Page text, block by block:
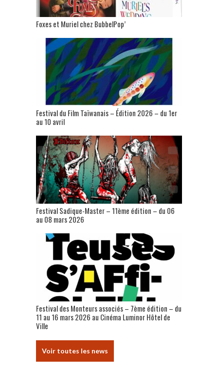
Foxes et Muriel chez BubbelPop’
Festival du Film Taïwanais – Édition 2026 – du 1er
au 10 avril
Festival Sadique-Master – 11ème édition – du 06
au 08 mars 2026
Festival des Monteurs associés – 7ème édition – du
11 au 16 mars 2026 au Cinéma Luminor Hôtel de
Ville
Voir toutes les news